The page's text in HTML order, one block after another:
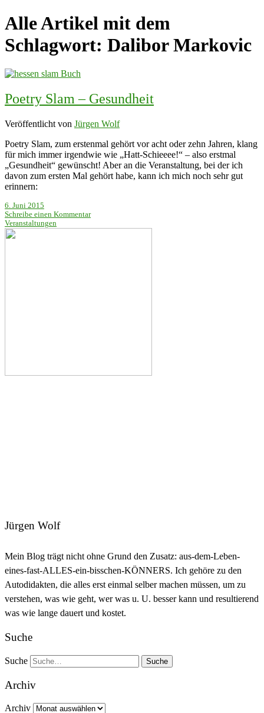
Alle Artikel mit dem
Schlagwort: Dalibor Markovic
Poetry Slam – Gesundheit
Veröffentlicht von Jürgen Wolf
Poetry Slam, zum erstenmal gehört vor acht oder zehn Jahren, klang
für mich immer irgendwie wie „Hatt-Schieeee!“ – also erstmal
„Gesundheit“ gewünscht! Aber an die Veranstaltung, bei der ich
davon zum ersten Mal gehört habe, kann ich mich noch sehr gut
erinnern:
6. Juni 2015
Schreibe einen Kommentar
Veranstaltungen
Jürgen Wolf
Mein Blog trägt nicht ohne Grund den Zusatz: aus-dem-Leben-
eines-fast-ALLES-ein-bisschen-KÖNNERS. Ich gehöre zu den
Autodidakten, die alles erst einmal selber machen müssen, um zu
verstehen, was wie geht, wer was u. U. besser kann und resultierend
was wie lange dauert und kostet.
Suche
Suche
Archiv
Archiv